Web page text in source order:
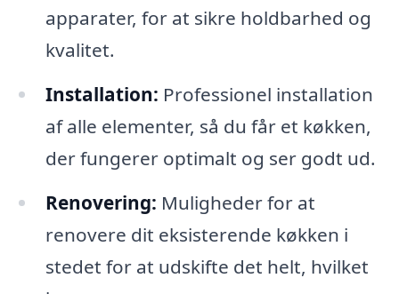
apparater, for at sikre holdbarhed og
kvalitet.
Installation: Professionel installation
af alle elementer, så du får et køkken,
der fungerer optimalt og ser godt ud.
Renovering: Muligheder for at
renovere dit eksisterende køkken i
stedet for at udskifte det helt, hvilket